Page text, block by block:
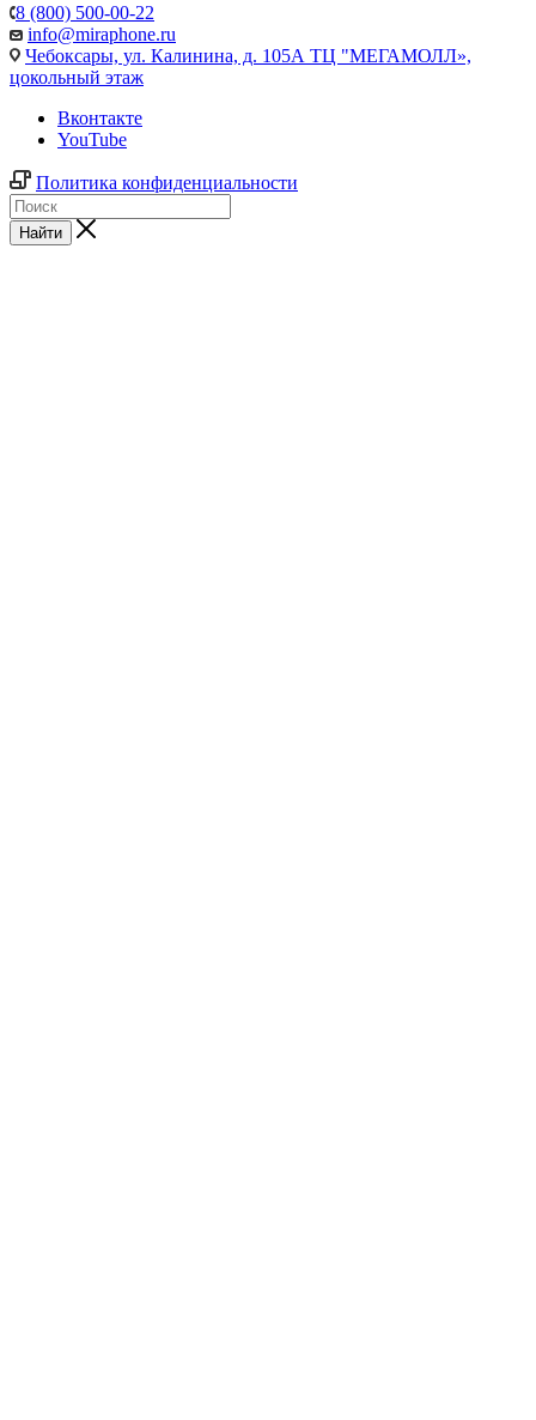
8 (800) 500-00-22
info@miraphone.ru
Чебоксары, ул. Калинина, д. 105А ТЦ "МЕГАМОЛЛ»,
цокольный этаж
Вконтакте
YouTube
Политика конфиденциальности
Найти